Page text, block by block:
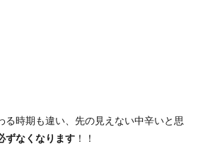
る時期も違い、先の見えない中辛いと思
ずなくなります ！！